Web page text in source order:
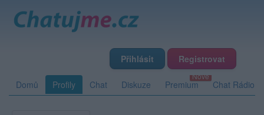
Přihlásit Registrovat
Domů Profily Chat Diskuze Premium Chat Rádio